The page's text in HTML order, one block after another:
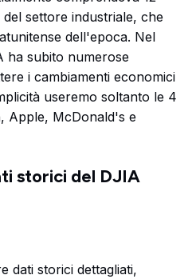
settore industriale, che
dell'epoca. Nel
ha subito numerose
i cambiamenti economici
useremo soltanto le 4
Apple, McDonald's e
storici del DJIA
dati storici dettagliati,